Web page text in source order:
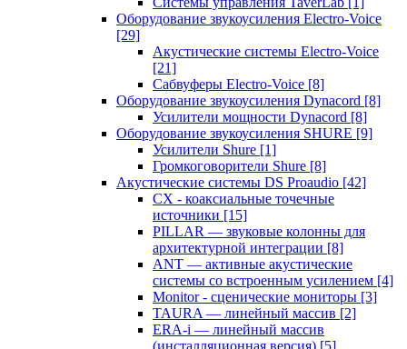
Оборудование звукоусиления Electro-Voice
[29]
Акустические системы Electro-Voice
[21]
Сабвуферы Electro-Voice [8]
Оборудование звукоусиления Dynacord [8]
Усилители мощности Dynacord [8]
Оборудование звукоусиления SHURE [9]
Усилители Shure [1]
Громкоговорители Shure [8]
Акустические системы DS Proaudio [42]
CX - коаксиальные точечные
источники [15]
PILLAR — звуковые колонны для
архитектурной интеграции [8]
ANT — активные акустические
системы со встроенным усилением [4]
Monitor - сценические мониторы [3]
TAURA — линейный массив [2]
ERA-i — линейный массив
(инсталляционная версия) [5]